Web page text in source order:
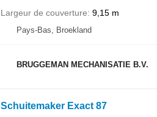
Largeur de couverture 9,15 m
Pays-Bas, Broekland
BRUGGEMAN MECHANISATIE B.V.
Schuitemaker Exact 87